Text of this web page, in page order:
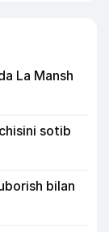
La Mansh
sotib
bilan